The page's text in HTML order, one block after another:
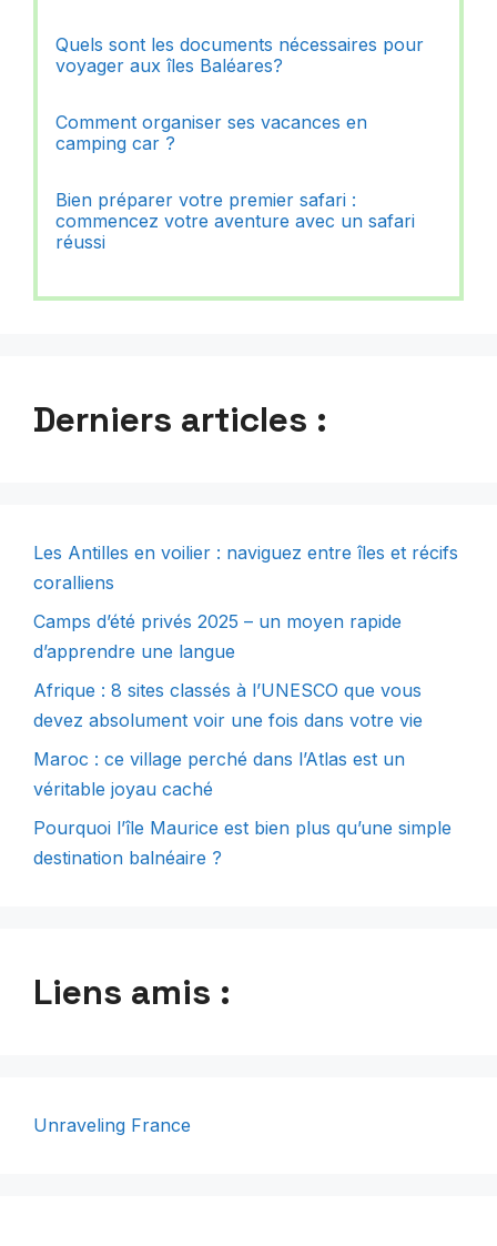
Quels sont les documents nécessaires pour
voyager aux îles Baléares?
Comment organiser ses vacances en
camping car ?
Bien préparer votre premier safari :
commencez votre aventure avec un safari
réussi
Derniers articles :
Les Antilles en voilier : naviguez entre îles et récifs
coralliens
Camps d’été privés 2025 – un moyen rapide
d’apprendre une langue
Afrique : 8 sites classés à l’UNESCO que vous
devez absolument voir une fois dans votre vie
Maroc : ce village perché dans l’Atlas est un
véritable joyau caché
Pourquoi l’île Maurice est bien plus qu’une simple
destination balnéaire ?
Liens amis :
Unraveling France